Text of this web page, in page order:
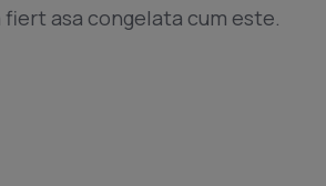
asa congelata cum este.